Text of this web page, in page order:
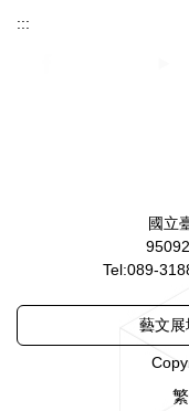
:::
國立
Tel:089-
藝文